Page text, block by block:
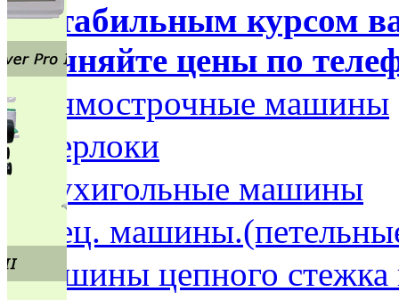
нестабильным курсом
уточняйте цены по
Прямострочные машины
Оверлоки
Двухигольные машины
Спец.
Машины цепного